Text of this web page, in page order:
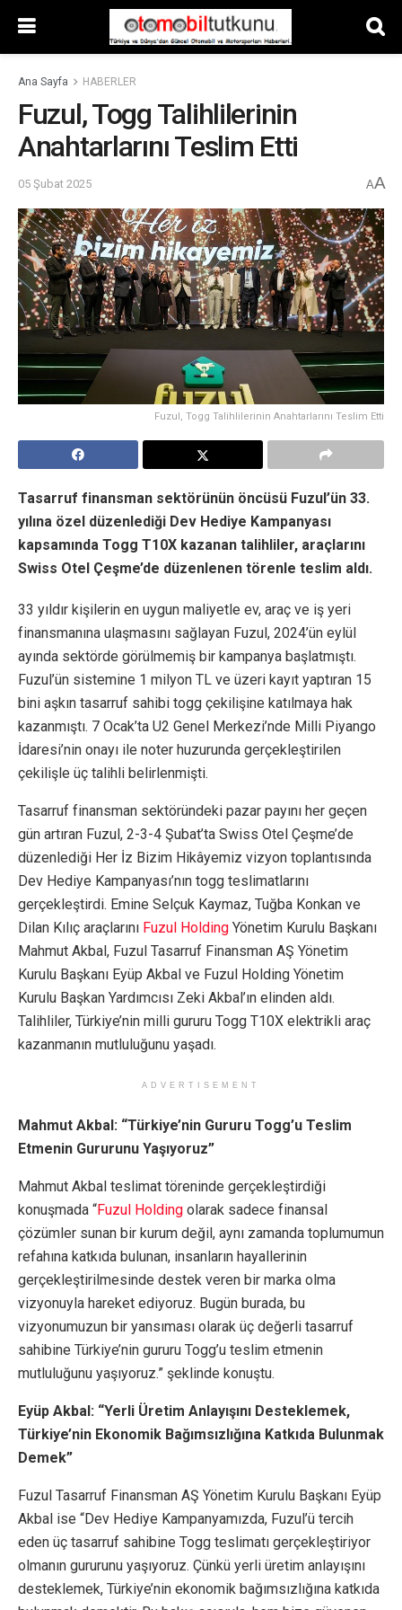
Ana Sayfa HABERLER
Fuzul, Togg Talihlilerinin
Anahtarlarını Teslim Etti
05 Şubat 2025 AA
Fuzul, Togg Talihlilerinin Anahtarlarını Teslim Etti
Tasarruf finansman sektörünün öncüsü Fuzul’ün 33.
yılına özel düzenlediği Dev Hediye Kampanyası
kapsamında Togg T10X kazanan talihliler, araçlarını
Swiss Otel Çeşme’de düzenlenen törenle teslim aldı.
33 yıldır kişilerin en uygun maliyetle ev, araç ve iş yeri
finansmanına ulaşmasını sağlayan Fuzul, 2024’ün eylül
ayında sektörde görülmemiş bir kampanya başlatmıştı.
Fuzul’ün sistemine 1 milyon TL ve üzeri kayıt yaptıran 15
bini aşkın tasarruf sahibi togg çekilişine katılmaya hak
kazanmıştı. 7 Ocak’ta U2 Genel Merkezi’nde Milli Piyango
İdaresi’nin onayı ile noter huzurunda gerçekleştirilen
çekilişle üç talihli belirlenmişti.
Tasarruf finansman sektöründeki pazar payını her geçen
gün artıran Fuzul, 2-3-4 Şubat’ta Swiss Otel Çeşme’de
düzenlediği Her İz Bizim Hikâyemiz vizyon toplantısında
Dev Hediye Kampanyası’nın togg teslimatlarını
gerçekleştirdi. Emine Selçuk Kaymaz, Tuğba Konkan ve
Dilan Kılıç araçlarını Fuzul Holding Yönetim Kurulu Başkanı
Mahmut Akbal, Fuzul Tasarruf Finansman AŞ Yönetim
Kurulu Başkanı Eyüp Akbal ve Fuzul Holding Yönetim
Kurulu Başkan Yardımcısı Zeki Akbal’ın elinden aldı.
Talihliler, Türkiye’nin milli gururu Togg T10X elektrikli araç
kazanmanın mutluluğunu yaşadı.
ADVERTISEMENT
Mahmut Akbal: “Türkiye’nin Gururu Togg’u Teslim
Etmenin Gururunu Yaşıyoruz”
Mahmut Akbal teslimat töreninde gerçekleştirdiği
konuşmada “Fuzul Holding olarak sadece finansal
çözümler sunan bir kurum değil, aynı zamanda toplumumun
refahına katkıda bulunan, insanların hayallerinin
gerçekleştirilmesinde destek veren bir marka olma
vizyonuyla hareket ediyoruz. Bugün burada, bu
vizyonumuzun bir yansıması olarak üç değerli tasarruf
sahibine Türkiye’nin gururu Togg’u teslim etmenin
mutluluğunu yaşıyoruz.” şeklinde konuştu.
Eyüp Akbal: “Yerli Üretim Anlayışını Desteklemek,
Türkiye’nin Ekonomik Bağımsızlığına Katkıda Bulunmak
Demek”
Fuzul Tasarruf Finansman AŞ Yönetim Kurulu Başkanı Eyüp
Akbal ise “Dev Hediye Kampanyamızda, Fuzul’ü tercih
eden üç tasarruf sahibine Togg teslimatı gerçekleştiriyor
olmanın gururunu yaşıyoruz. Çünkü yerli üretim anlayışını
desteklemek, Türkiye’nin ekonomik bağımsızlığına katkıda